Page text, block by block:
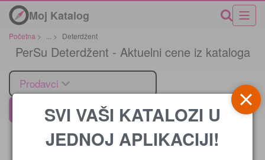
Moj Katalog
Početna > > Deterdžent
PerSu Deterdžent - Aktuelni cene iz kataloga
Prodavci
SVI VAŠI KATALOZI U
JEDNOJ APLIKACIJI!